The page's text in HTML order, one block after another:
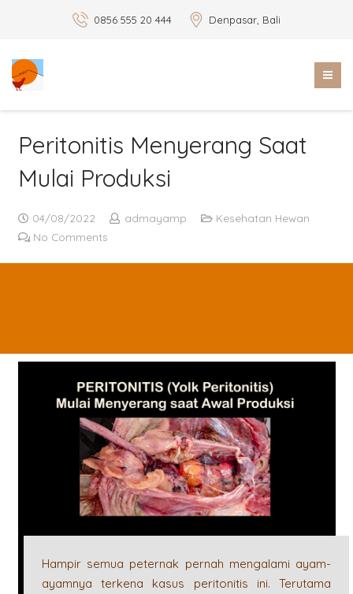
0856 555 20 444 Denpasar, Bali
Peritonitis Menyerang Saat
Mulai Produksi
04/08/2022 admayamp
Kesehatan Hewan
No Comments
Hampir semua peternak pernah mengalami ayam-
ayamnya terkena kasus peritonitis ini. Terutama